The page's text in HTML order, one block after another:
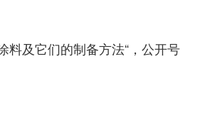
料及它们的制备方法“，公开号